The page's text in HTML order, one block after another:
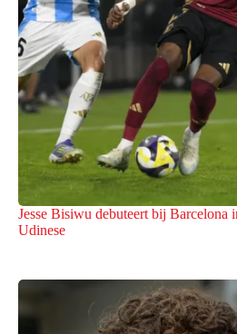
Jesse Bisiwu debuteert bij Barcelona
Udinese